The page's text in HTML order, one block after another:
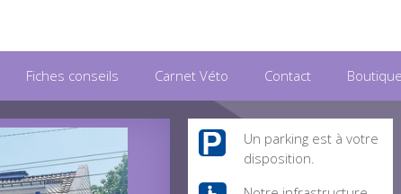
Fiches conseils Carnet Véto Contact Boutique
Un parking est à votre
disposition.